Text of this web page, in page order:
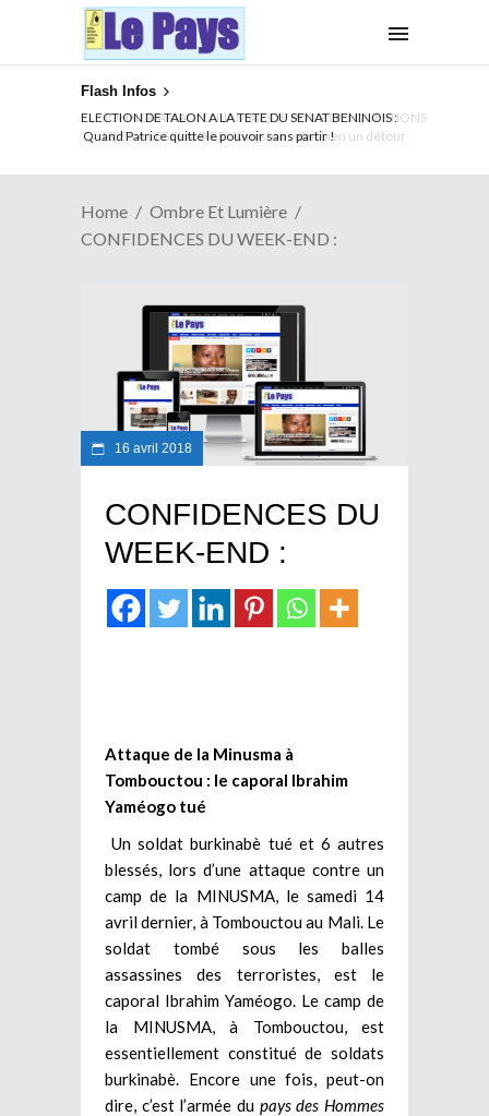
Flash Infos
ELECTION DE TALON A LA TETE DU SENAT BENINOIS :
Quand Patrice quitte le pouvoir sans partir !
Home
Ombre Et Lumière
CONFIDENCES DU WEEK-END :
16 avril 2018
CONFIDENCES DU
WEEK-END :
Attaque de la Minusma à
Tombouctou : le caporal Ibrahim
Yaméogo tué
Un soldat burkinabè tué et 6 autres
blessés, lors d’une attaque contre un
camp de la MINUSMA, le samedi 14
avril dernier, à Tombouctou au Mali. Le
soldat tombé sous les balles
assassines des terroristes, est le
caporal Ibrahim Yaméogo. Le camp de
la MINUSMA, à Tombouctou, est
essentiellement constitué de soldats
burkinabè. Encore une fois, peut-on
dire, c’est l’armée du pays des Hommes